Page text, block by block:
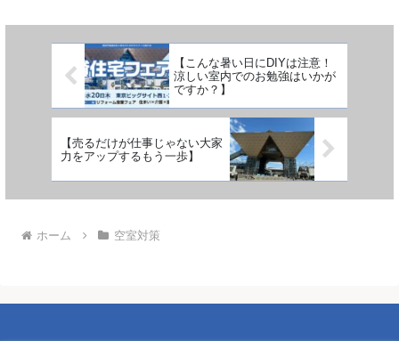
【こんな暑い日にDIYは注意！
涼しい室内でのお勉強はいかが
ですか？】
【売るだけが仕事じゃない大家
力をアップするもう一歩】
ホーム 空室対策